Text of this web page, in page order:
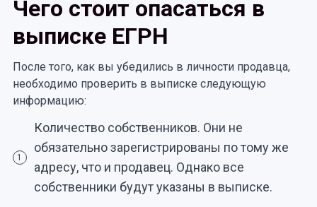
Чего стоит опасаться в
выписке ЕГРН
После того, как вы убедились в личности продавца,
необходимо проверить в выписке следующую
информацию:
1
Количество собственников. Они не
обязательно зарегистрированы по тому же
адресу, что и продавец. Однако все
собственники будут указаны в выписке.